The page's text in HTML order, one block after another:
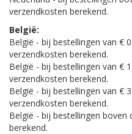
verzendkosten berekend.
België:
België - bij bestellingen van €
verzendkosten berekend.
België - bij bestellingen van €
verzendkosten berekend.
België - bij bestellingen van €
verzendkosten berekend.
België - bij bestellingen
berekend.